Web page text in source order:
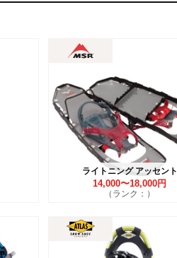
ライトニング アッセント
14,000〜18,000円
（ランク：）